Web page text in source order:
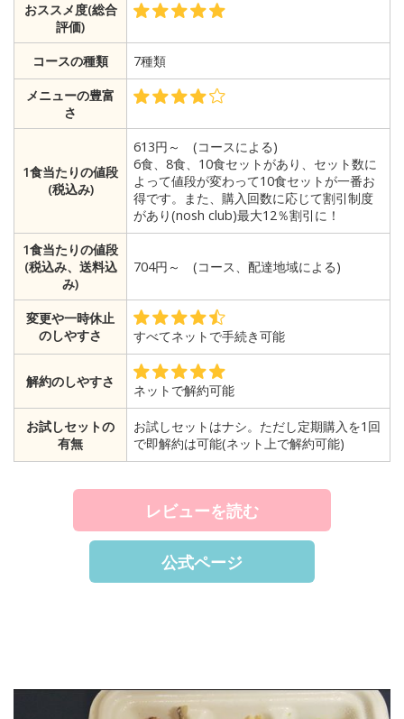
おススメ度(総合
評価)
コースの種類
7種類
メニューの豊富
さ
1食当たりの値段
(税込み)
613円～ (コースによる)
6食、8食、10食セットがあり、セット数に
よって値段が変わって10食セットが一番お
得です。また、購入回数に応じて割引制度
があり(nosh club)最大12％割引に！
1食当たりの値段
(税込み、送料込
み)
704円～ (コース、配達地域による)
変更や一時休止
のしやすさ
すべてネットで手続き可能
解約のしやすさ
ネットで解約可能
お試しセットの
有無
お試しセットはナシ。ただし定期購入を1回
で即解約は可能(ネット上で解約可能)
レビューを読む
公式ページ